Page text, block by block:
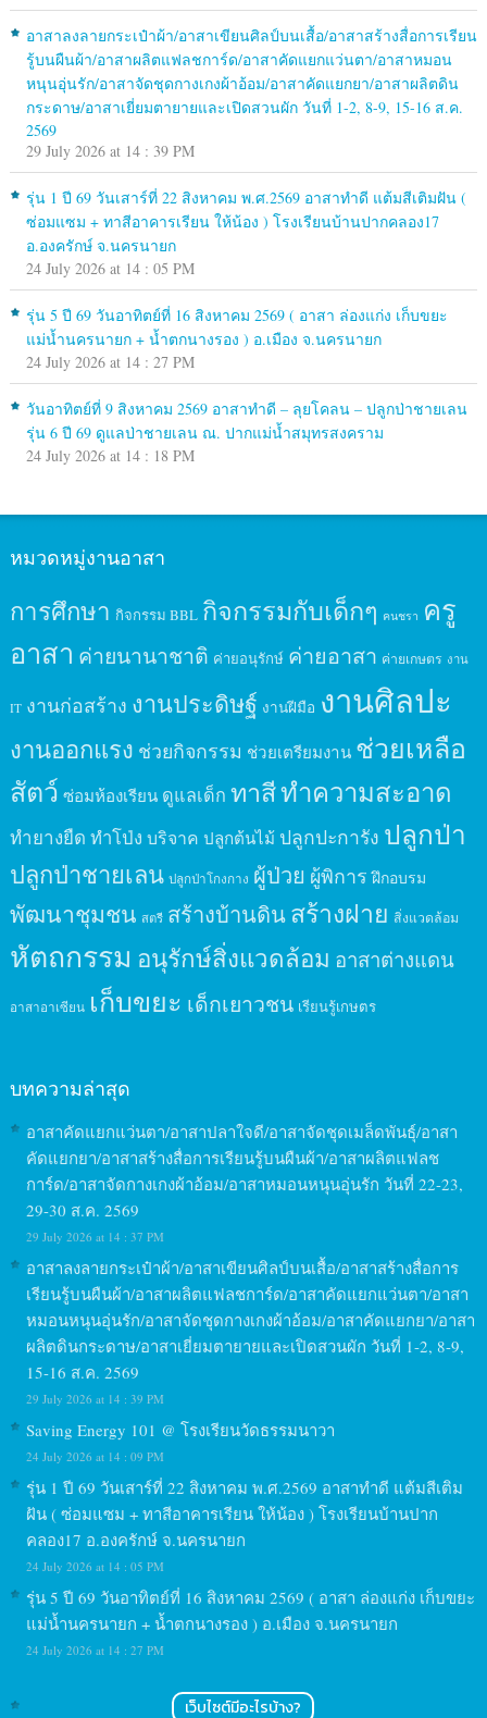
อาสาลงลายกระเป๋าผ้า/อาสาเขียนศิลป์บนเสื้อ/อาสาสร้างสื่อการเรียน
รู้บนผืนผ้า/อาสาผลิตแฟลชการ์ด/อาสาคัดแยกแว่นตา/อาสาหมอน
หนุนอุ่นรัก/อาสาจัดชุดกางเกงผ้าอ้อม/อาสาคัดแยกยา/อาสาผลิตดิน
กระดาษ/อาสาเยี่ยมตายายและเปิดสวนผัก วันที่ 1-2, 8-9, 15-16 ส.ค.
2569
29 July 2026 at 14 : 39 PM
รุ่น 1 ปี 69 วันเสาร์ที่ 22 สิงหาคม พ.ศ.2569 อาสาทำดี แต้มสีเติมฝัน (
ซ่อมแซม + ทาสีอาคารเรียน ให้น้อง ) โรงเรียนบ้านปากคลอง17
อ.องครักษ์ จ.นครนายก
24 July 2026 at 14 : 05 PM
รุ่น 5 ปี 69 วันอาทิตย์ที่ 16 สิงหาคม 2569 ( อาสา ล่องแก่ง เก็บขยะ
แม่น้ำนครนายก + น้ำตกนางรอง ) อ.เมือง จ.นครนายก
24 July 2026 at 14 : 27 PM
วันอาทิตย์ที่ 9 สิงหาคม 2569 อาสาทำดี – ลุยโคลน – ปลูกป่าชายเลน
รุ่น 6 ปี 69 ดูแลป่าชายเลน ณ. ปากแม่น้ำสมุทรสงคราม
24 July 2026 at 14 : 18 PM
หมวดหมู่งานอาสา
การศึกษา กิจกรรม BBL กิจกรรมกับเด็กๆ คนชรา ครู
อาสา ค่ายนานาชาติ ค่ายอนุรักษ์ ค่ายอาสา ค่ายเกษตร งาน
IT งานก่อสร้าง งานประดิษฐ์ งานฝีมือ งานศิลปะ
งานออกแรง ช่วยกิจกรรม ช่วยเตรียมงาน ช่วยเหลือ
สัตว์ ซ่อมห้องเรียน ดูแลเด็ก ทาสีทำความสะอาด
ทำยางยืด ทำโป่ง บริจาค ปลูกต้นไม้ ปลูกปะการัง ปลูกป่า
ปลูกป่าชายเลน ปลูกป่าโกงกาง ผู้ป่วย ผู้พิการ ฝึกอบรม
พัฒนาชุมชน สตรี สร้างบ้านดินสร้างฝาย สิ่งแวดล้อม
หัตถกรรม อนุรักษ์สิ่งแวดล้อม อาสาต่างแดน
อาสาอาเซียน เก็บขยะ เด็กเยาวชน เรียนรู้เกษตร
บทความล่าสุด
อาสาคัดแยกแว่นตา/อาสาปลาใจดี/อาสาจัดชุดเมล็ดพันธุ์/อาสา
คัดแยกยา/อาสาสร้างสื่อการเรียนรู้บนผืนผ้า/อาสาผลิตแฟลช
การ์ด/อาสาจัดกางเกงผ้าอ้อม/อาสาหมอนหนุนอุ่นรัก วันที่ 22-23,
29-30 ส.ค. 2569
29 July 2026 at 14 : 37 PM
อาสาลงลายกระเป๋าผ้า/อาสาเขียนศิลป์บนเสื้อ/อาสาสร้างสื่อการ
เรียนรู้บนผืนผ้า/อาสาผลิตแฟลชการ์ด/อาสาคัดแยกแว่นตา/อาสา
หมอนหนุนอุ่นรัก/อาสาจัดชุดกางเกงผ้าอ้อม/อาสาคัดแยกยา/อาสา
ผลิตดินกระดาษ/อาสาเยี่ยมตายายและเปิดสวนผัก วันที่ 1-2, 8-9,
15-16 ส.ค. 2569
29 July 2026 at 14 : 39 PM
Saving Energy 101 @ โรงเรียนวัดธรรมนาวา
24 July 2026 at 14 : 09 PM
รุ่น 1 ปี 69 วันเสาร์ที่ 22 สิงหาคม พ.ศ.2569 อาสาทำดี แต้มสีเติม
ฝัน ( ซ่อมแซม + ทาสีอาคารเรียน ให้น้อง ) โรงเรียนบ้านปาก
คลอง17 อ.องครักษ์ จ.นครนายก
24 July 2026 at 14 : 05 PM
รุ่น 5 ปี 69 วันอาทิตย์ที่ 16 สิงหาคม 2569 ( อาสา ล่องแก่ง เก็บขยะ
แม่น้ำนครนายก + น้ำตกนางรอง ) อ.เมือง จ.นครนายก
24 July 2026 at 14 : 27 PM
เว็บไซต์มีอะไรบ้าง?